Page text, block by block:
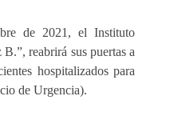
de 2021, el Instituto
reabrirá sus puertas a
hospitalizados para
de Urgencia).